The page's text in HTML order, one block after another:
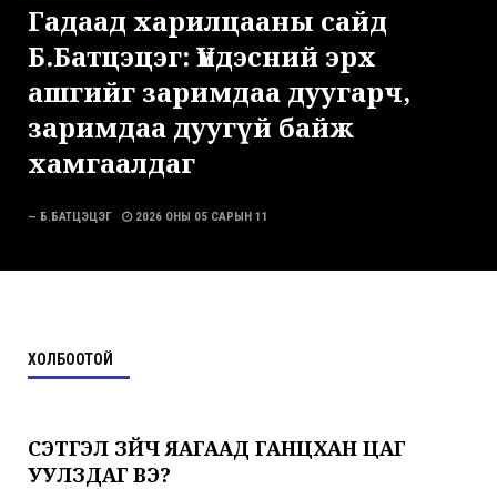
Гадаад харилцааны сайд
Б.Батцэцэг: Үндэсний эрх
ашгийг заримдаа дуугарч,
заримдаа дуугүй байж
хамгаалдаг
— Б.БАТЦЭЦЭГ 2026 ОНЫ 05 САРЫН 11
ХОЛБООТОЙ
СЭТГЭЛ ЗҮЙЧ ЯАГААД ГАНЦХАН ЦАГ
УУЛЗДАГ ВЭ?